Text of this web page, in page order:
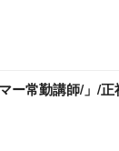
ー常勤講師/」/